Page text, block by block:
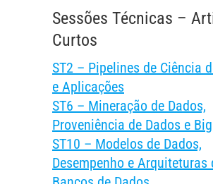
Sessões Técnicas –
Curtos
ST2 – Pipelines de Ciência
e Aplicações
ST6 – Mineração de Dados,
Proveniência de Dados e
ST10 – Modelos de Dados,
Desempenho e Arquiteturas